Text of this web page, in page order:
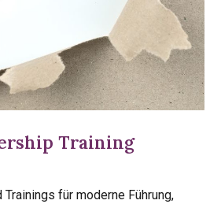
Training
für moderne Führung,